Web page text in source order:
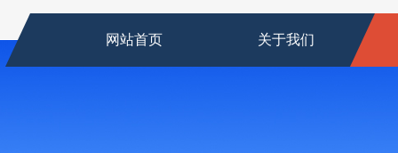
网站首页 关于我们